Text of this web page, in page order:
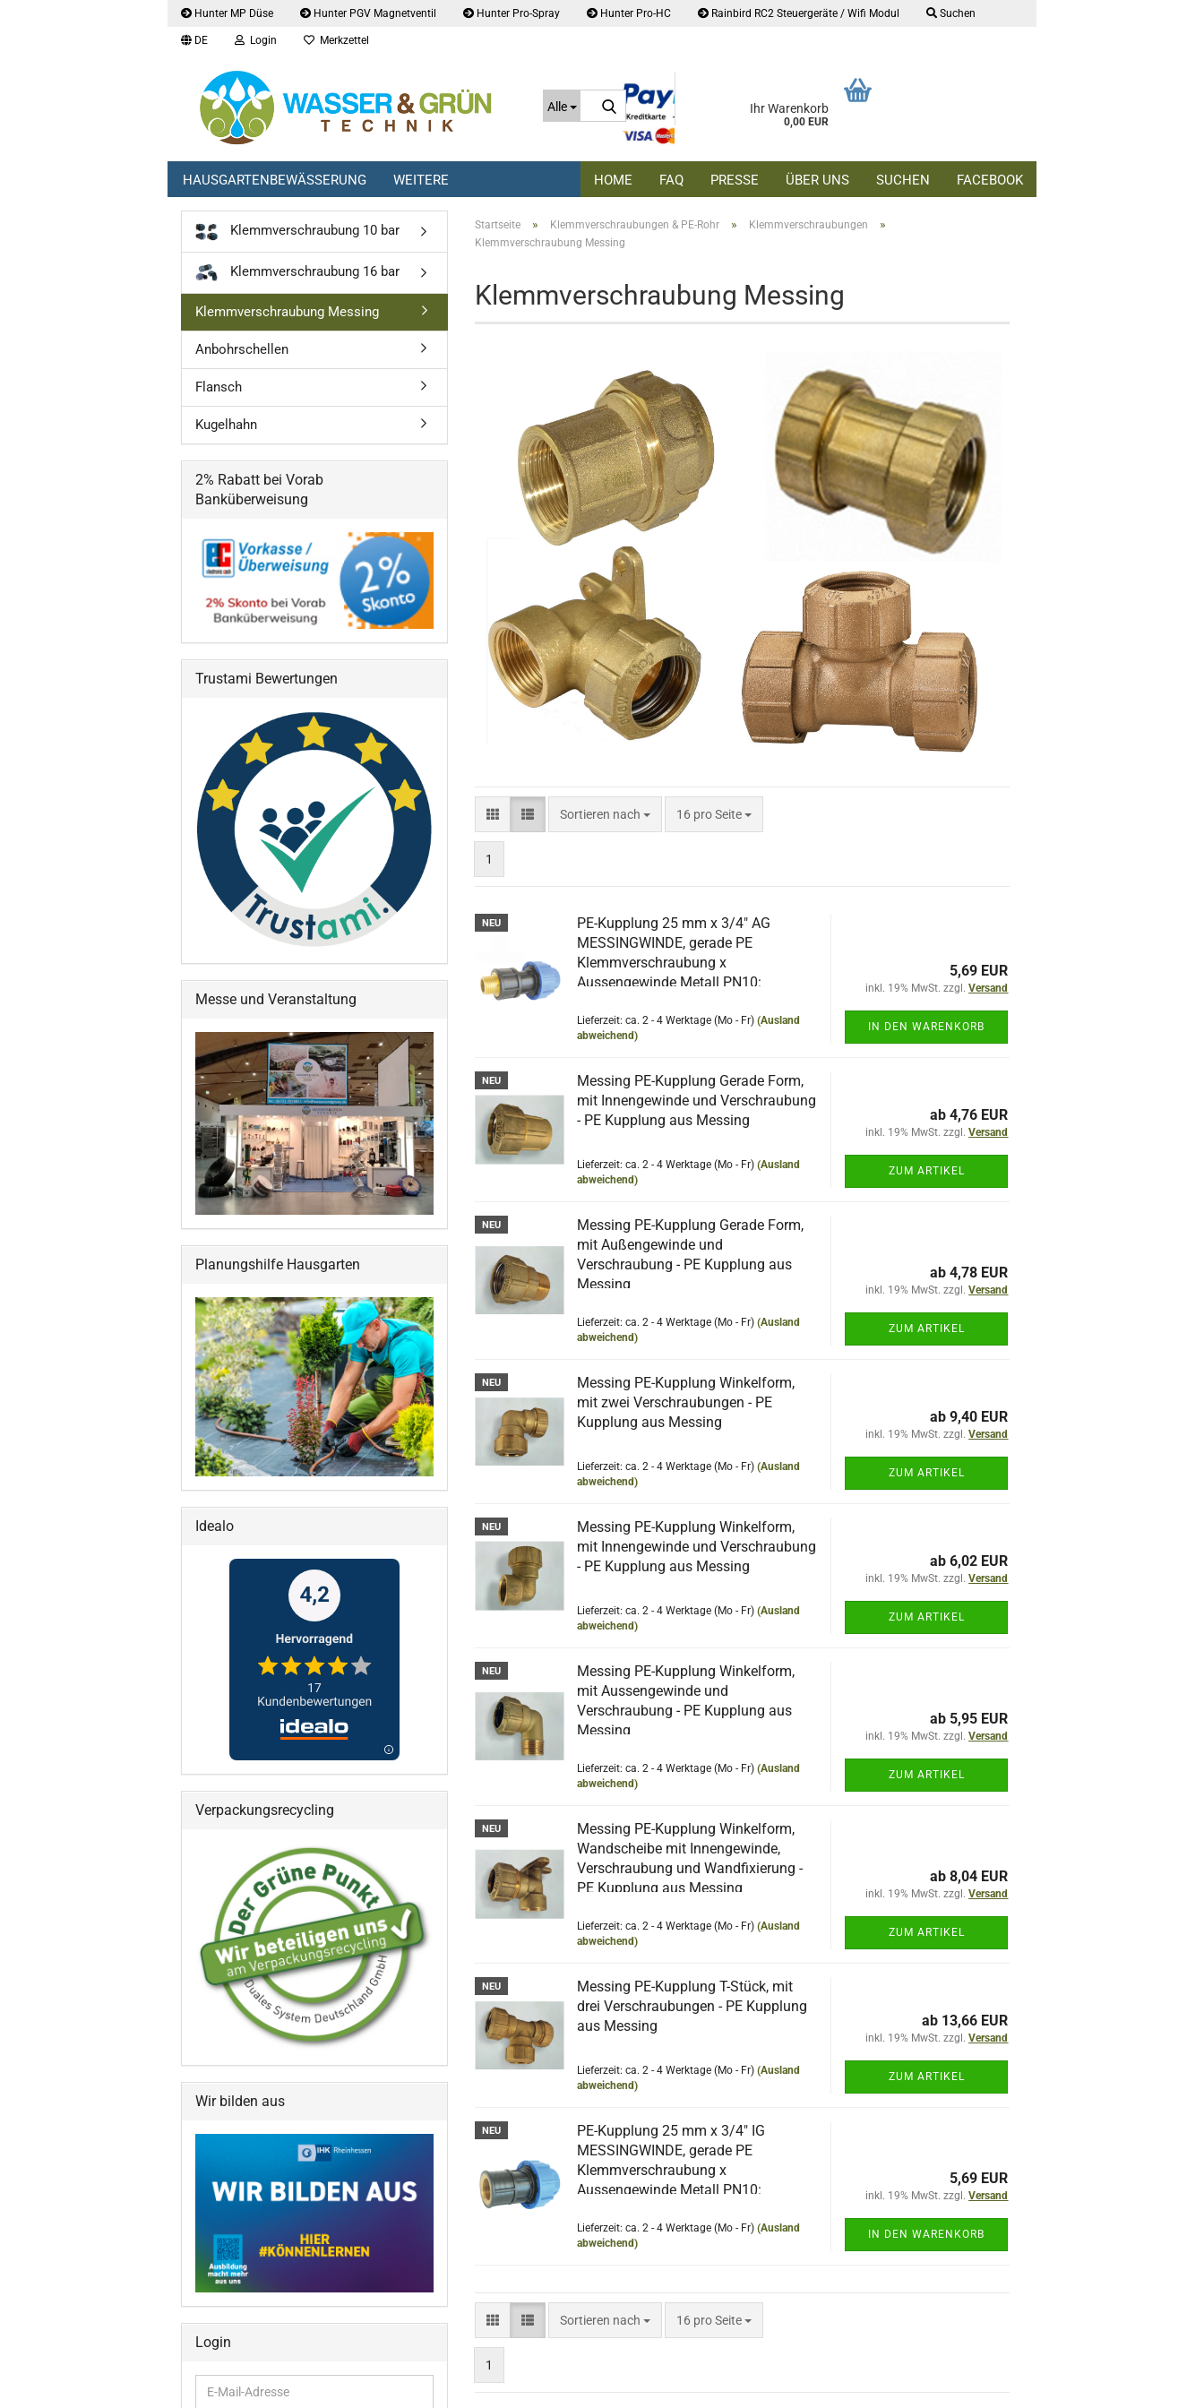
Hunter MP Düse Hunter PGV Magnetventil Hunter Pro-Spray Hunter Pro-HC Rainbird RC2 Steuergeräte / Wifi Modul Suchen
DE Login Merkzettel
Alle
Suche...
Ihr Warenkorb
0,00 EUR
HAUSGARTENBEWÄSSERUNG HOME FAQ PRESSE ÜBER UNS SUCHEN FACEBOOK
WEITERE
Startseite » Klemmverschraubungen & PE-Rohr » Klemmverschraubungen »
Klemmverschraubung Messing
Klemmverschraubung Messing
Sortieren nach
Sortieren nach 16 pro Seite
pro Seite
1
NEU
PE-Kupplung 25 mm x 3/4" AG
MESSINGWINDE, gerade PE
Klemmverschraubung x
Aussengewinde Metall PN10:
Kunststoff
Lieferzeit: ca. 2 - 4 Werktage (Mo - Fr) (Ausland
abweichend)
5,69 EUR
inkl. 19% MwSt. zzgl.Versand
IN DEN WARENKORB
NEU
Messing PE-Kupplung Gerade Form,
mit Innengewinde und Verschraubung
- PE Kupplung aus Messing
Lieferzeit: ca. 2 - 4 Werktage (Mo - Fr) (Ausland
abweichend)
ab 4,76 EUR
inkl. 19% MwSt. zzgl.Versand
ZUM ARTIKEL
NEU
Messing PE-Kupplung Gerade Form,
mit Außengewinde und
Verschraubung - PE Kupplung aus
Messing
Lieferzeit: ca. 2 - 4 Werktage (Mo - Fr) (Ausland
abweichend)
ab 4,78 EUR
inkl. 19% MwSt. zzgl.Versand
ZUM ARTIKEL
NEU
Messing PE-Kupplung Winkelform,
mit zwei Verschraubungen - PE
Kupplung aus Messing
Lieferzeit: ca. 2 - 4 Werktage (Mo - Fr) (Ausland
abweichend)
ab 9,40 EUR
inkl. 19% MwSt. zzgl.Versand
ZUM ARTIKEL
NEU
Messing PE-Kupplung Winkelform,
mit Innengewinde und Verschraubung
- PE Kupplung aus Messing
Lieferzeit: ca. 2 - 4 Werktage (Mo - Fr) (Ausland
abweichend)
ab 6,02 EUR
inkl. 19% MwSt. zzgl.Versand
ZUM ARTIKEL
NEU
Messing PE-Kupplung Winkelform,
mit Aussengewinde und
Verschraubung - PE Kupplung aus
Messing
Lieferzeit: ca. 2 - 4 Werktage (Mo - Fr) (Ausland
abweichend)
ab 5,95 EUR
inkl. 19% MwSt. zzgl.Versand
ZUM ARTIKEL
NEU
Messing PE-Kupplung Winkelform,
Wandscheibe mit Innengewinde,
Verschraubung und Wandfixierung -
PE Kupplung aus Messing
Lieferzeit: ca. 2 - 4 Werktage (Mo - Fr) (Ausland
abweichend)
ab 8,04 EUR
inkl. 19% MwSt. zzgl.Versand
ZUM ARTIKEL
NEU
Messing PE-Kupplung T-Stück, mit
drei Verschraubungen - PE Kupplung
aus Messing
Lieferzeit: ca. 2 - 4 Werktage (Mo - Fr) (Ausland
abweichend)
ab 13,66 EUR
inkl. 19% MwSt. zzgl.Versand
ZUM ARTIKEL
NEU
PE-Kupplung 25 mm x 3/4" IG
MESSINGWINDE, gerade PE
Klemmverschraubung x
Aussengewinde Metall PN10:
Kunststoff
Lieferzeit: ca. 2 - 4 Werktage (Mo - Fr) (Ausland
abweichend)
5,69 EUR
inkl. 19% MwSt. zzgl.Versand
IN DEN WARENKORB
Sortieren nach
Sortieren nach 16 pro Seite
pro Seite
1
Klemmverschraubung 10 bar
Klemmverschraubung 16 bar
Klemmverschraubung Messing
Anbohrschellen
Flansch
Kugelhahn
2% Rabatt bei Vorab
Banküberweisung
Trustami Bewertungen
Messe und Veranstaltung
Planungshilfe Hausgarten
Idealo
Verpackungsrecycling
Wir bilden aus
Login
E-